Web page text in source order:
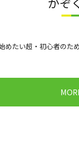
めたい超・初心者のた